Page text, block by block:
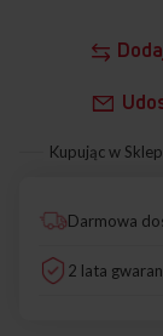
Kupując w
Darmowa
2 lata